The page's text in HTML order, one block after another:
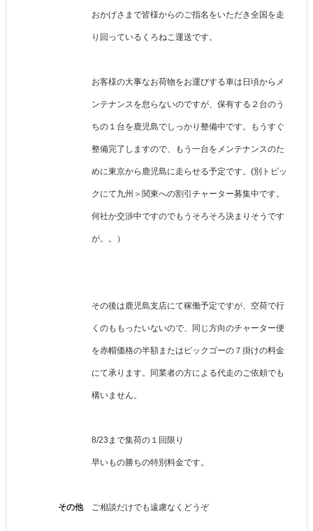
その他
おかげさまで皆様からのご指名をいただき全国を走
り回っているくろねこ運送です。
お客様の大事なお荷物をお運びする車は日頃からメ
ンテナンスを怠らないのですが、保有する２台のう
ちの１台を鹿児島でしっかり整備中です。もうすぐ
整備完了しますので、もう一台をメンテナンスのた
めに東京から鹿児島に走らせる予定です。(別トピッ
クにて九州＞関東への割引チャーター募集中です。
何社か交渉中ですのでもうそろそろ決まりそうです
が。。）
その後は鹿児島支店にて稼働予定ですが、空荷で行
くのももったいないので、同じ方向のチャーター便
を赤帽価格の半額またはピックゴーの７掛けの料金
にて承ります。同業者の方による代走のご依頼でも
構いません。
8/23まで集荷の１回限り
早いもの勝ちの特別料金です。
ご相談だけでも遠慮なくどうぞ